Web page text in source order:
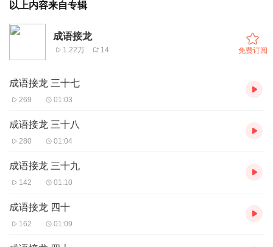
以上内容来自专辑
成语接龙
1.22万 14 免费订阅
成语接龙 三十七
269 01:03
成语接龙 三十八
280 01:04
成语接龙 三十九
142 01:10
成语接龙 四十
162 01:09